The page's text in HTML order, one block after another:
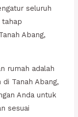
seluruh
Abang,
rumah adalah
Tanah Abang,
Anda untuk
sesuai